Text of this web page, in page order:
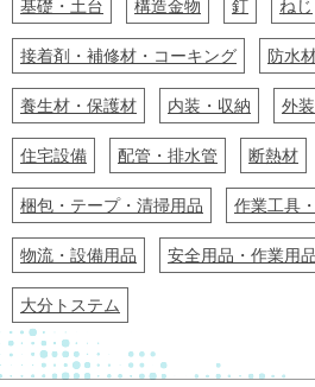
基礎・土台 構造金物 釘 ねじ
接着剤・補修材・コーキング 防水
養生材・保護材 内装・収納 外
住宅設備 配管・排水管 断熱材
梱包・テープ・清掃用品 作業工具
物流・設備用品 安全用品・作業用品
大分トステム